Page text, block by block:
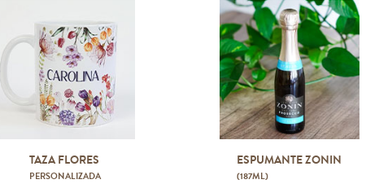
TAZA FLORES
PERSONALIZADA
ESPUMANTE ZONIN
(187ML)